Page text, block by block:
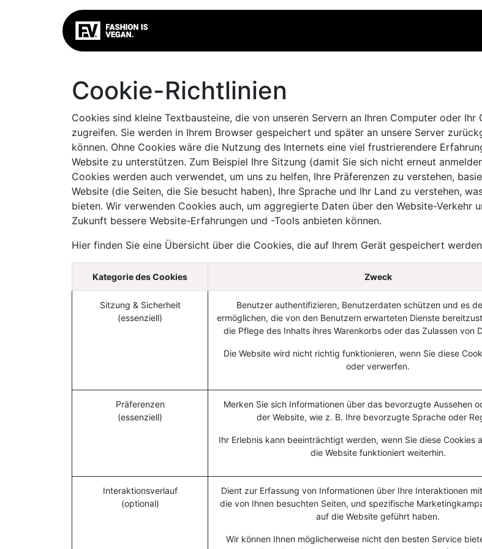
Cookie-Richtlinien
Cookies sind kleine Textbausteine, die von unseren Servern an Ihren Computer oder
zugreifen. Sie werden in Ihrem Browser gespeichert und später an unsere Server
können. Ohne Cookies wäre die Nutzung des Internets eine viel frustrierendere
Website zu unterstützen. Zum Beispiel Ihre Sitzung (damit Sie sich nicht erneut
Cookies werden auch verwendet, um uns zu helfen, Ihre Präferenzen zu verstehen,
Website (die Seiten, die Sie besucht haben), Ihre Sprache und Ihr Land zu verstehen,
bieten. Wir verwenden Cookies auch, um aggregierte Daten über den Website-Verkehr
Zukunft bessere Website-Erfahrungen und -Tools anbieten können.
Hier finden Sie eine Übersicht über die Cookies, die auf Ihrem Gerät gespeichert
Kategorie des Cookies Zweck
Sitzung & Sicherheit
(essenziell)
Benutzer authentifizieren, Benutzerdaten schützen und es
ermöglichen, die von den Benutzern erwarteten Dienste
die Pflege des Inhalts ihres Warenkorbs oder das Zulassen von
Die Website wird nicht richtig funktionieren, wenn Sie diese
oder verwerfen.
Präferenzen
(essenziell)
Merken Sie sich Informationen über das bevorzugte Aussehen
der Website, wie z. B. Ihre bevorzugte Sprache oder
Ihr Erlebnis kann beeinträchtigt werden, wenn Sie diese Cookies
die Website funktioniert weiterhin.
Interaktionsverlauf
(optional)
Dient zur Erfassung von Informationen über Ihre Interaktionen
die von Ihnen besuchten Seiten, und spezifische
auf die Website geführt haben.
Wir können Ihnen möglicherweise nicht den besten Service